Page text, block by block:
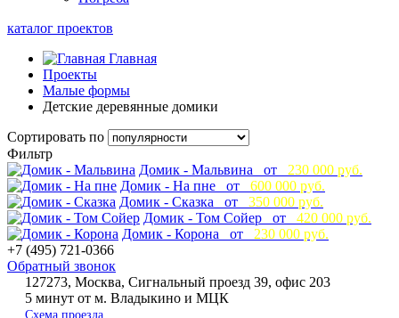
каталог проектов
Главная
Проекты
Малые формы
Детские деревянные домики
Сортировать по
Фильтр
Домик - Мальвина от
230 000 руб.
Домик - На пне от
600 000 руб.
Домик - Сказка от
350 000 руб.
Домик - Том Сойер от
420 000 руб.
Домик - Корона от
230 000 руб.
+7 (495) 721-0366
Обратный звонок
127273, Москва, Сигнальный проезд 39, офис 203
5 минут от м. Владыкино и МЦК
Схема проезда